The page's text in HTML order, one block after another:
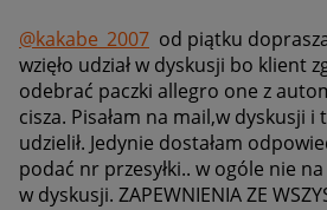
@kakabe_2007 od piątku
wzięło udział w dyskusji bo klient
odebrać paczki allegro one z
cisza. Pisałam na mail,w dyskusji
udzielił. Jedynie dostałam
podać nr przesyłki.. w ogóle nie
w dyskusji. ZAPEWNIENIA ZE